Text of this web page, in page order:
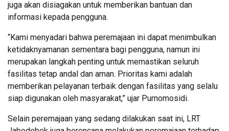
juga akan disiagakan untuk memberikan bantuan dan
informasi kepada pengguna.
“Kami menyadari bahwa peremajaan ini dapat menimbulkan
ketidaknyamanan sementara bagi pengguna, namun ini
merupakan langkah penting untuk memastikan seluruh
fasilitas tetap andal dan aman. Prioritas kami adalah
memberikan pelayanan terbaik dengan fasilitas yang selalu
siap digunakan oleh masyarakat,” ujar Purnomosidi.
Selain peremajaan yang sedang dilakukan saat ini, LRT